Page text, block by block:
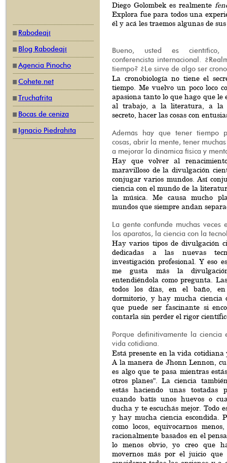
Rabodeají
Blog Rabodeají
Agencia Pinocho
Cohete.net
Truchafrita
Bocas de ceniza
Ignacio Piedrahíta
Diego Golombek es realmente
Explora fue para todos una
él y acá les traemos algunas de
Bueno, usted es científico,
conferencista internacional.
tiempo? ¿Le sirve de algo ser
La cronobiología no tiene el
tiempo. Me vuelvo un poco loco
apasiona tanto lo que hago que le
al trabajo, a la literatura, a la
secreto, hacer las cosas con
Además hay que tener tiempo
cosas, abrir la mente, tener
a mejorar la dinámica física y
Hay que volver al
maravilloso de la divulgación
conjugar varios mundos. Así
ciencia con el mundo de la
la música. Me causa mucho
mundos que siempre andan
La gente confunde muchas veces
los aparatos, la ciencia con la
Hay varios tipos de divulgación
dedicadas a las nuevas
investigación profesional. Y eso
me gusta más la
entendiéndola como pregunta.
todos los días, en el baño,
dormitorio, y hay mucha ciencia
que puede ser fascinante si
contarla sin perder el rigor
Porque definitivamente la ciencia
vida cotidiana.
Está presente en la vida cotidiana
A la manera de Jhonn Lennon,
es algo que te pasa mientras
otros planes". La ciencia
estás haciendo unas tostadas
cuando batís unos huevos o
ducha y te escuchás mejor. Todo
y hay mucha ciencia escondida.
como locos, equivocarnos
racionalmente basados en el
lo menos obvio, yo creo que
movernos más por el juicio